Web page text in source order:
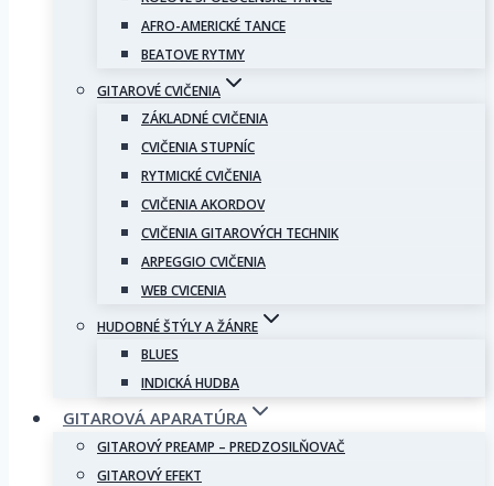
AFRO-AMERICKÉ TANCE
BEATOVE RYTMY
GITAROVÉ CVIČENIA
ZÁKLADNÉ CVIČENIA
CVIČENIA STUPNÍC
RYTMICKÉ CVIČENIA
CVIČENIA AKORDOV
CVIČENIA GITAROVÝCH TECHNIK
ARPEGGIO CVIČENIA
WEB CVICENIA
HUDOBNÉ ŠTÝLY A ŽÁNRE
BLUES
INDICKÁ HUDBA
GITAROVÁ APARATÚRA
GITAROVÝ PREAMP – PREDZOSILŇOVAČ
GITAROVÝ EFEKT